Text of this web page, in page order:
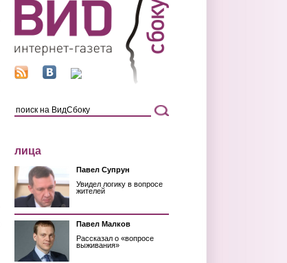
лица
Павел Супрун
Увидел логику в вопросе
жителей
Павел Малков
Рассказал о «вопросе
выживания»